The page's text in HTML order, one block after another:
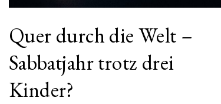
Quer durch die Welt –
Sabbatjahr trotz drei
Kinder?